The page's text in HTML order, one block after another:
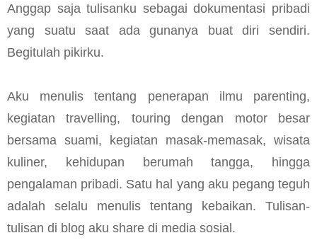
Anggap saja tulisanku sebagai dokumentasi pribadi
yang suatu saat ada gunanya buat diri sendiri.
Begitulah pikirku.
Aku menulis tentang penerapan ilmu parenting,
kegiatan travelling, touring dengan motor besar
bersama suami, kegiatan masak-memasak, wisata
kuliner, kehidupan berumah tangga, hingga
pengalaman pribadi. Satu hal yang aku pegang teguh
adalah selalu menulis tentang kebaikan. Tulisan-
tulisan di blog aku share di media sosial.